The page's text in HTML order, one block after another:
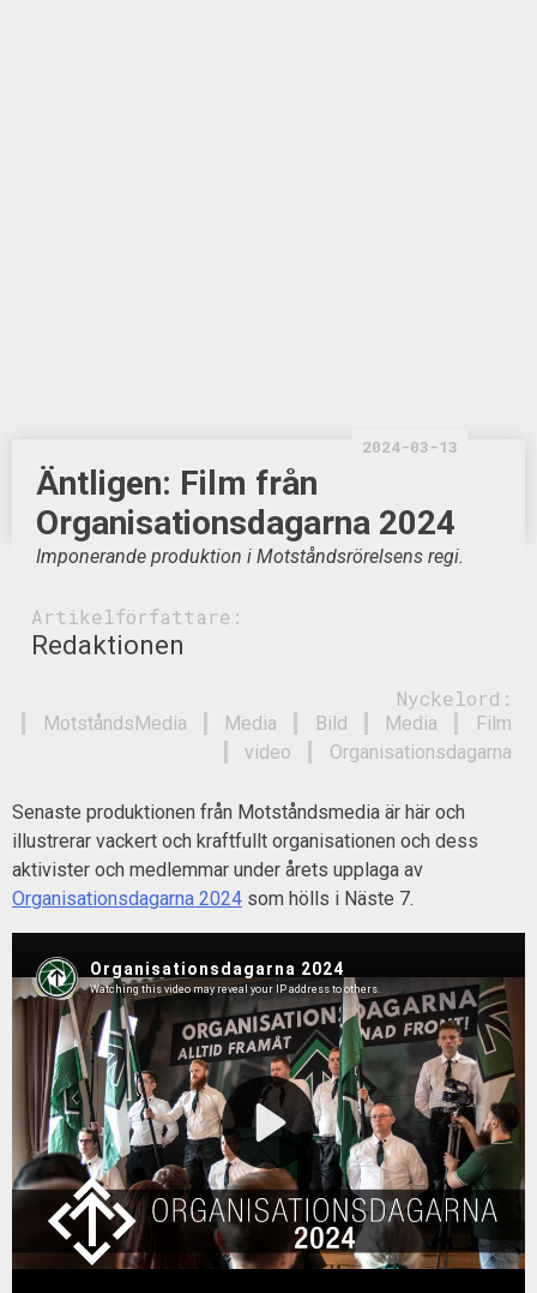
2024-03-13
Äntligen: Film från
Organisationsdagarna 2024
Imponerande produktion i Motståndsrörelsens regi.
Artikelförfattare:
Redaktionen
Nyckelord:
Film
Media
Bild
Media
MotståndsMedia
Organisationsdagarna
video
Senaste produktionen från Motståndsmedia är här och
illustrerar vackert och kraftfullt organisationen och dess
aktivister och medlemmar under årets upplaga av
Organisationsdagarna 2024 som hölls i Näste 7.